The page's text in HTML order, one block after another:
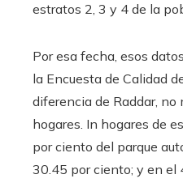
estratos 2, 3 y 4 de la
Por esa fecha, esos
la Encuesta de Calidad
diferencia de Raddar, no
hogares. In hogares de
por ciento del parque
30.45 por ciento; y en el